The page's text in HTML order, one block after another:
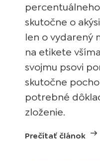
skutočne o
len o vydarený
na etikete
svojmu psovi
skutočne
potrebné
zloženie.
Prečítať článok